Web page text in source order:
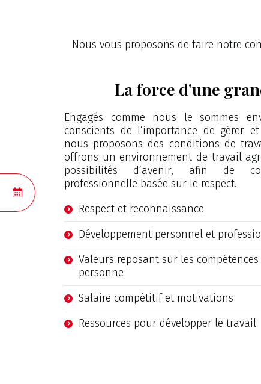
Nous vous proposons de faire notre
La force d’une
Engagés comme nous le sommes
conscients de l’importance de gérer
nous proposons des conditions de
offrons un environnement de travail
possibilités d’avenir, afin de
professionnelle basée sur le respect.
Respect et reconnaissance
Développement personnel et
Valeurs reposant sur les
personne
Salaire compétitif et motivations
Ressources pour développer le travail
RÉSERVATIONS